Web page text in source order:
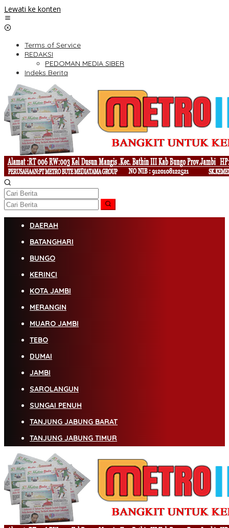
Lewati ke konten
Terms of Service
REDAKSI
PEDOMAN MEDIA SIBER
Indeks Berita
DAERAH
BATANGHARI
BUNGO
KERINCI
KOTA JAMBI
MERANGIN
MUARO JAMBI
TEBO
DUMAI
JAMBI
SAROLANGUN
SUNGAI PENUH
TANJUNG JABUNG BARAT
TANJUNG JABUNG TIMUR